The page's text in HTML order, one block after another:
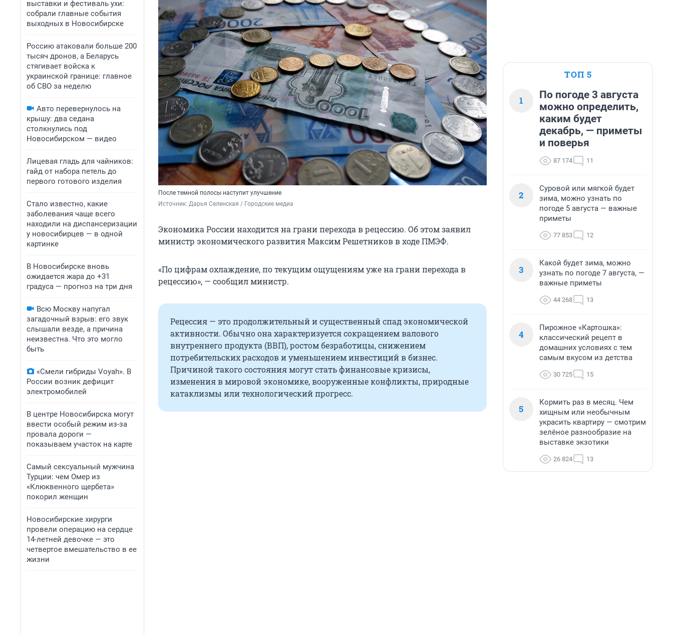
выставки и фестиваль ухи:
собрали главные события
выходных в Новосибирске
Россию атаковали больше 200
тысяч дронов, а Беларусь
стягивает войска к
украинской границе: главное
об СВО за неделю
Авто перевернулось на
крышу: два седана
столкнулись под
Новосибирском — видео
Лицевая гладь для чайников:
гайд от набора петель до
первого готового изделия
Стало известно, какие
заболевания чаще всего
находили на диспансеризации
у новосибирцев — в одной
картинке
В Новосибирске вновь
ожидается жара до +31
градуса — прогноз на три дня
Всю Москву напугал
загадочный взрыв: его звук
слышали везде, а причина
неизвестна. Что это могло
быть
«Смели гибриды Voyah». В
России возник дефицит
электромобилей
В центре Новосибирска могут
ввести особый режим из-за
провала дороги —
показываем участок на карте
Самый сексуальный мужчина
Турции: чем Омер из
«Клюквенного щербета»
покорил женщин
Новосибирские хирурги
провели операцию на сердце
14-летней девочке — это
четвертое вмешательство в ее
жизни
После темной полосы наступит улучшение
Источник: Дарья Селенская / Городские медиа
Экономика России находится на грани перехода в рецессию. Об этом заявил
министр экономического развития Максим Решетников в ходе ПМЭФ.
«По цифрам охлаждение, по текущим ощущениям уже на грани перехода в
рецессию», — сообщил министр.
Рецессия — это продолжительный и существенный спад экономической
активности. Обычно она характеризуется сокращением валового
внутреннего продукта (ВВП), ростом безработицы, снижением
потребительских расходов и уменьшением инвестиций в бизнес.
Причиной такого состояния могут стать финансовые кризисы,
изменения в мировой экономике, вооруженные конфликты, природные
катаклизмы или технологический прогресс.
ТОП 5
1
По погоде 3 августа
можно определить,
каким будет
декабрь, — приметы
и поверья
87 174 11
2
Суровой или мягкой будет
зима, можно узнать по
погоде 5 августа — важные
приметы
77 853 12
3
Какой будет зима, можно
узнать по погоде 7 августа, —
важные приметы
44 268 13
4
Пирожное «Картошка»:
классический рецепт в
домашних условиях с тем
самым вкусом из детства
30 725 15
5
Кормить раз в месяц. Чем
хищным или необычным
украсить квартиру — смотрим
зелёное разнообразие на
выставке экзотики
26 824 13